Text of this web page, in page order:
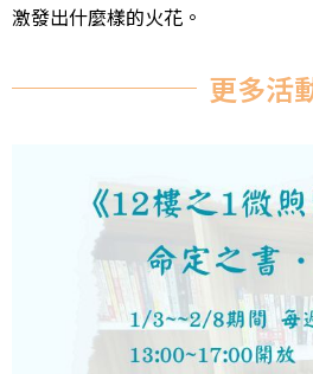
激發出什麼樣的火花。
更多活